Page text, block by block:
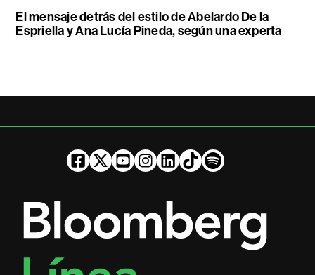
El mensaje detrás del estilo de Abelardo De la
Espriella y Ana Lucía Pineda, según una experta